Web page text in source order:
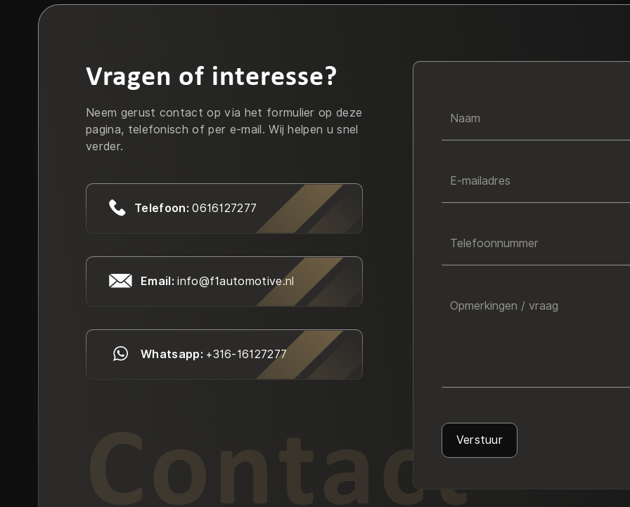
Vragen of interesse?
Neem gerust contact op via het formulier op deze
pagina, telefonisch of per e-mail. Wij helpen u snel
verder.
Telefoon:0616127277
Email:info@f1automotive.nl
Whatsapp: +316-16127277
Contact
Naam
E-mailadres
Telefoonnummer
Opmerkingen / vraag
Verstuur